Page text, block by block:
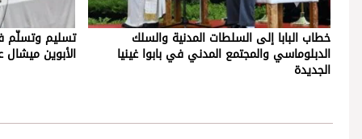
خطاب البابا إلى السلطات المدنية والسلك
الدبلوماسي والمجتمع المدني في بابوا غينيا
الجديدة
تسليم وتسلّم
الأبوين